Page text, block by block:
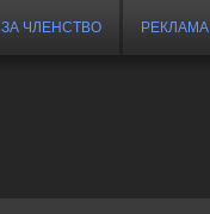
ЧЛЕНСТВО РЕКЛАМА